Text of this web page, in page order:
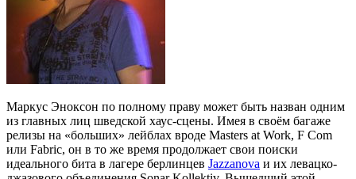
Маркус Эноксон по полному праву может быть назван одним
из главных лиц шведской хаус-сцены. Имея в своём багаже
релизы на «больших» лейблах вроде Masters at Work, F Com
или Fabric, он в то же время продолжает свои поиски
идеального бита в лагере берлинцев Jazzanova и их левацко-